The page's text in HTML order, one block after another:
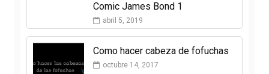
Comic James Bond 1
abril 5, 2019
Como hacer cabeza de fofuchas
octubre 14, 2017